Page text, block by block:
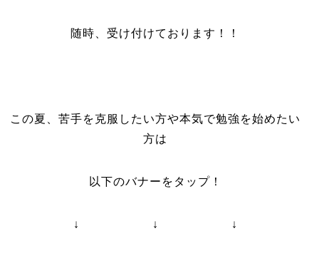
随時、受け付けております！！
この夏、苦手を克服したい方や本気で勉強を始めたい
方は
以下のバナーをタップ！
↓ ↓ ↓